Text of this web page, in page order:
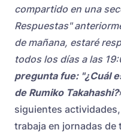
compartido en una
Respuestas"
de mañana, estaré
todos los días a las
pregunta fue: "¿Cuál
de Rumiko Takahashi?
siguientes
trabaja en jornadas de